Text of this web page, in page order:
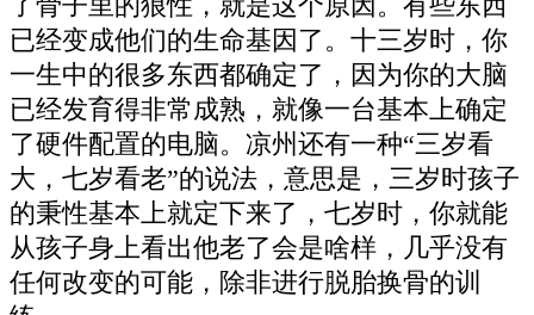
已经变成他们的生命基因了。十三岁时，你
一生中的很多东西都确定了，因为你的大脑
已经发育得非常成熟，就像一台基本上确定
了硬件配置的电脑。凉州还有一种“三岁看
大，七岁看老”的说法，意思是，三岁时孩子
的秉性基本上就定下来了，七岁时，你就能
从孩子身上看出他老了会是啥样，几乎没有
任何改变的可能，除非进行脱胎换骨的训